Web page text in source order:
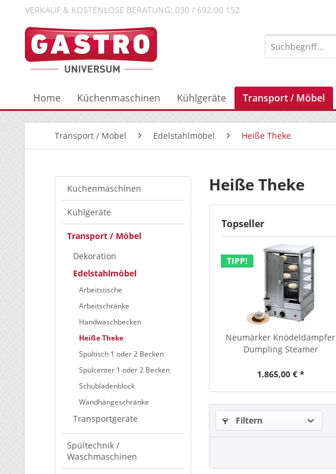
VERKAUF & KOSTENLOSE BERATUNG: 030 / 692 00 152
Home Küchenmaschinen Kühlgeräte Transport / Möbel
Transport / Möbel Edelstahlmöbel Heiße Theke
Küchenmaschinen
Kühlgeräte
Transport / Möbel
Dekoration
Edelstahlmöbel
Arbeitstische
Arbeitschränke
Handwaschbecken
Heiße Theke
Spültisch 1 oder 2 Becken
Spülcenter 1 oder 2 Becken
Schubladenblock
Wandhängeschränke
Transportgeräte
Spültechnik /
Waschmaschinen
Heiße Theke
Topseller
TIPP!
Neumärker Knödeldämpfer
Dumpling Steamer
1.865,00 € *
Filtern